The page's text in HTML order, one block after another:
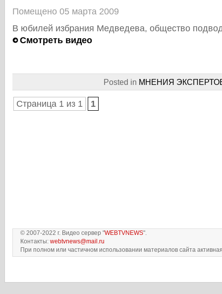
Помещено 05 марта 2009
В юбилей избрания Медведева, общество
Смотреть видео
Posted in МНЕНИЯ
Страница 1 из 1 1
© 2007-2022 г. Видео сервер "WEBTVNEWS".
Контакты: webtvnews@mail.ru
При полном или частичном использовании материалов сайта